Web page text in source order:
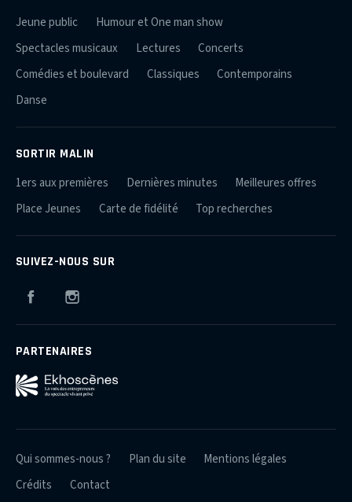
Jeune public
Humour et One man show
Spectacles musicaux
Lectures
Concerts
Comédies et boulevard
Classiques
Contemporains
Danse
SORTIR MALIN
1ers aux premières Dernières minutes
Meilleures offres
Place Jeunes
Carte de fidélité Top recherches
SUIVEZ-NOUS SUR
Facebook
PARTENAIRES
Qui sommes-nous ? Plan du site
Mentions légales
Crédits
Contact